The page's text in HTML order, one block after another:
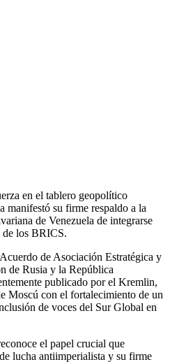
en el tablero geopolítico
manifestó su firme respaldo a la
de Venezuela de integrarse
de los BRICS.
de Asociación Estratégica y
de Rusia y la República
publicado por el Kremlin,
Moscú con el fortalecimiento de un
de voces del Sur Global en
el papel crucial que
lucha antiimperialista y su firme